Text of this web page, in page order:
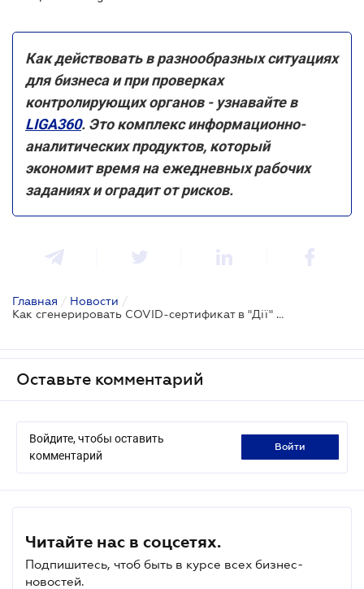
Как действовать в разнообразных ситуациях
для бизнеса и при проверках
контролирующих органов - узнавайте в
LIGA360. Это комплекс информационно-
аналитических продуктов, который
экономит время на ежедневных рабочих
заданиях и оградит от рисков.
Главная / Новости /
Как сгенерировать COVID-сертификат в "Дії" - Михаил Федоров
Оставьте комментарий
Войдите, чтобы оставить
комментарий
войти
Читайте нас в соцсетях.
Подпишитесь, чтоб быть в курсе всех бизнес-
новостей.